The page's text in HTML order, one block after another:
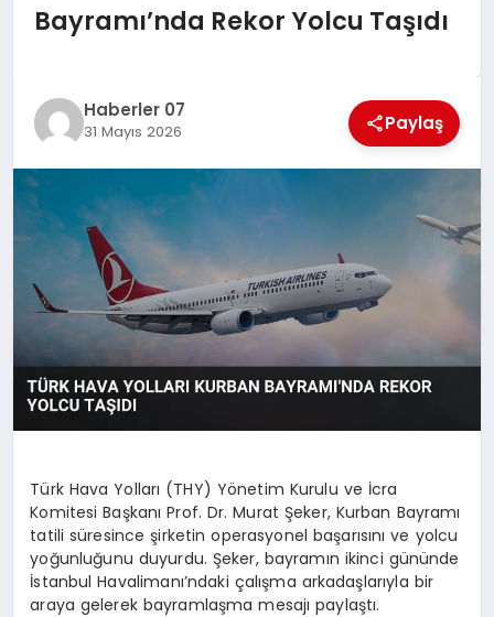
SPOR
EĞITIM
MAGAZIN
DIĞER
Bayramı’nda Rekor Yolcu Taşıdı
Haberler 07
31 Mayıs 2026 Paylaş
Türk Hava Yolları (THY) Yönetim Kurulu ve İcra
Komitesi Başkanı Prof. Dr. Murat Şeker, Kurban Bayramı
tatili süresince şirketin operasyonel başarısını ve yolcu
yoğunluğunu duyurdu. Şeker, bayramın ikinci gününde
İstanbul Havalimanı’ndaki çalışma arkadaşlarıyla bir
araya gelerek bayramlaşma mesajı paylaştı.